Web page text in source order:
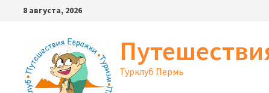
Перейти
содержимому
8 августа, 2026
Турклуб Пермь